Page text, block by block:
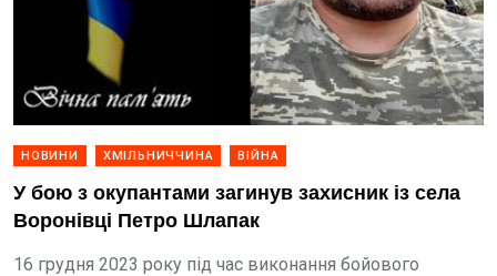
НОВИНИ ХМІЛЬНИЧЧИНА ВІЙНА
У бою з окупантами загинув захисник із села
Воронівці Петро Шлапак
16 грудня 2023 року під час виконання бойового